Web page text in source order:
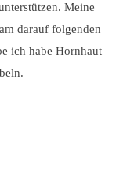
Meine
darauf folgenden
ich habe Hornhaut